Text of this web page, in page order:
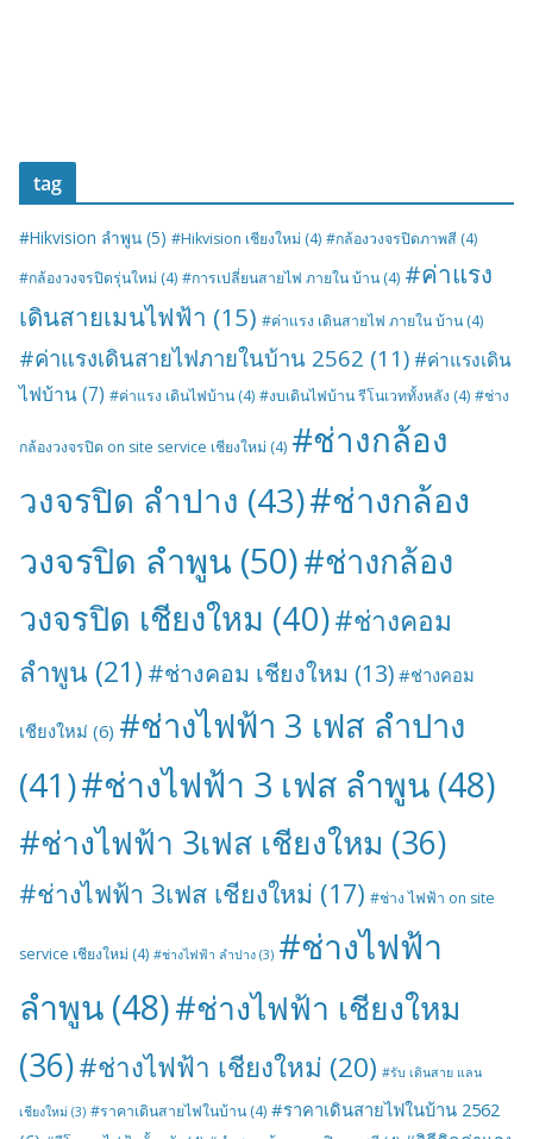
tag
#Hikvision ลำพูน (5) #Hikvision เชียงใหม่ (4) #กล้องวงจรปิดภาพสี (4)
#กล้องวงจรปิดรุ่นใหม่ (4) #การเปลี่ยนสายไฟ ภายใน บ้าน (4) #ค่าแรง
เดินสายเมนไฟฟ้า (15) #ค่าแรง เดินสายไฟ ภายใน บ้าน (4)
#ค่าแรงเดินสายไฟภายในบ้าน 2562 (11) #ค่าแรงเดิน
ไฟบ้าน(7) #ค่าแรง เดินไฟบ้าน (4) #งบเดินไฟบ้าน รีโนเวททั้งหลัง (4) #ช่าง
กล้องวงจรปิด on site service เชียงใหม่ (4) #ช่างกล้อง
วงจรปิด ลำปาง (43)#ช่างกล้อง
วงจรปิด ลำพูน (50)#ช่างกล้อง
วงจรปิด เชียงใหม (40)#ช่างคอม
ลำพูน (21) #ช่างคอม เชียงใหม (13) #ช่างคอม
เชียงใหม่ (6) #ช่างไฟฟ้า 3 เฟส ลำปาง
(41)#ช่างไฟฟ้า 3 เฟส ลำพูน (48)
#ช่างไฟฟ้า 3เฟส เชียงใหม (36)
#ช่างไฟฟ้า 3เฟส เชียงใหม่ (17) #ช่าง ไฟฟ้า on site
service เชียงใหม่ (4) #ช่างไฟฟ้า ลำปาง (3) #ช่างไฟฟ้า
ลำพูน (48)#ช่างไฟฟ้า เชียงใหม
(36)#ช่างไฟฟ้า เชียงใหม่ (20) #รับ เดินสาย แลน
เชียงใหม่ (3) #ราคาเดินสายไฟในบ้าน (4) #ราคาเดินสายไฟในบ้าน 2562